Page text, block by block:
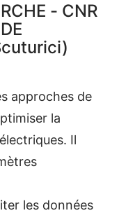
- CNR
approches de
la
Il
les données